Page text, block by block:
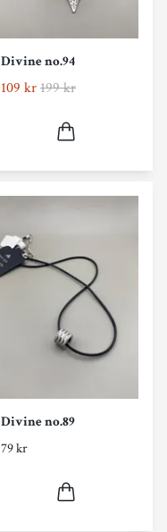
Divine no.94
109 kr199 kr
Divine no.89
79 kr